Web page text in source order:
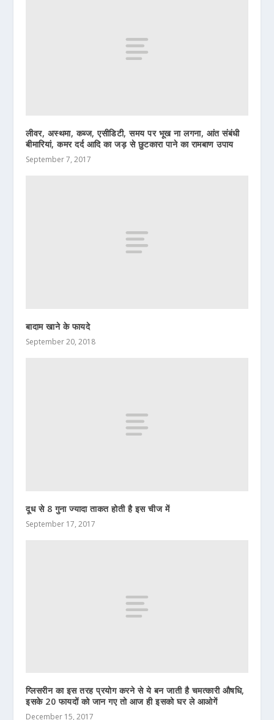
लीवर, अस्थमा, कब्ज, एसीडिटी, समय पर भूख ना लगना, आंत संबंधी
बीमारियां, कमर दर्द आदि का जड़ से छुटकारा पाने का रामबाण उपाय
September 7, 2017
बादाम खाने के फायदे
September 20, 2018
दूध से 8 गुना ज्यादा ताकत होती है इस चीज में
September 17, 2017
ग्लिसरीन का इस तरह प्रयोग करने से ये बन जाती है चमत्कारी औषधि,
इसके 20 फायदों को जान गए तो आज ही इसको घर ले आओगें
December 15, 2017